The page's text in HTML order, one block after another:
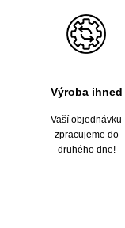
Výroba ihned
Vaší objednávku
zpracujeme do
druhého dne!